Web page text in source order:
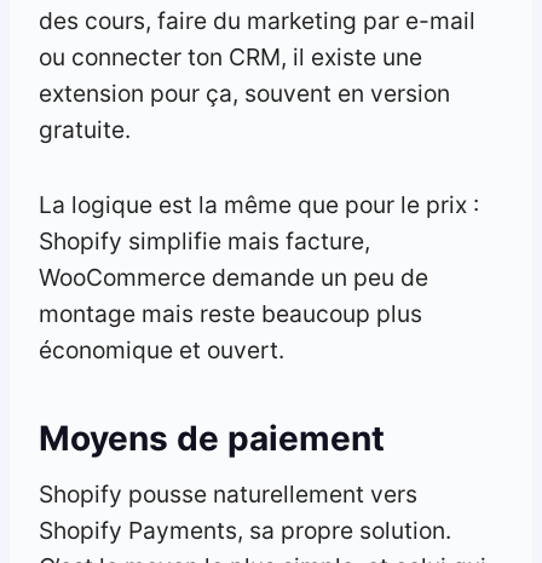
des cours, faire du marketing par e-mail
ou connecter ton CRM, il existe une
extension pour ça, souvent en version
gratuite.
La logique est la même que pour le prix :
Shopify simplifie mais facture,
WooCommerce demande un peu de
montage mais reste beaucoup plus
économique et ouvert.
Moyens de paiement
Shopify pousse naturellement vers
Shopify Payments, sa propre solution.